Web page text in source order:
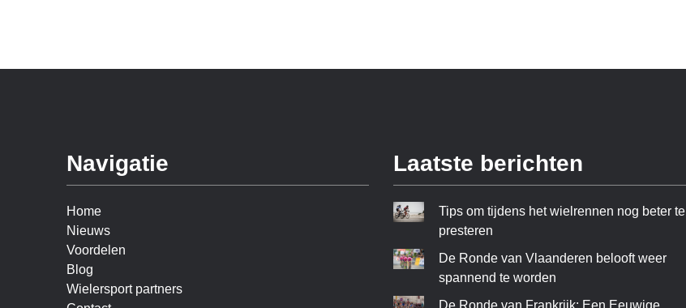
Navigatie
Home
Nieuws
Voordelen
Blog
Wielersport partners
Laatste berichten
Tips om tijdens het wielrennen nog beter te
presteren
De Ronde van Vlaanderen belooft weer
spannend te worden
De Ronde van Frankrijk: Een Eeuwige